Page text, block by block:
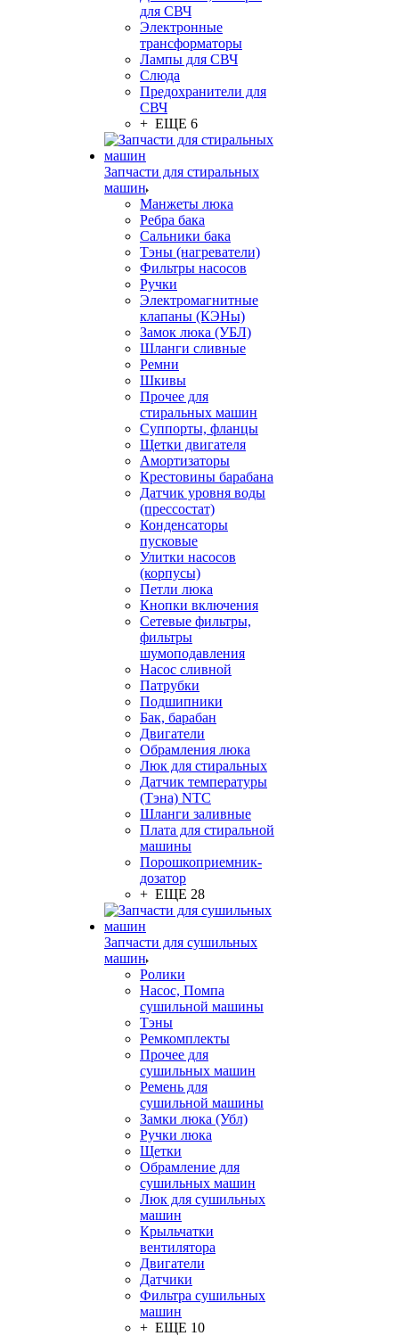
для СВЧ
Электронные
трансформаторы
Лампы для СВЧ
Слюда
Предохранители для
СВЧ
+ ЕЩЕ 6
Запчасти для стиральных
машин
Манжеты люка
Ребра бака
Сальники бака
Тэны (нагреватели)
Фильтры насосов
Ручки
Электромагнитные
клапаны (КЭНы)
Замок люка (УБЛ)
Шланги сливные
Ремни
Шкивы
Прочее для
стиральных машин
Суппорты, фланцы
Щетки двигателя
Амортизаторы
Крестовины барабана
Датчик уровня воды
(прессостат)
Конденсаторы
пусковые
Улитки насосов
(корпусы)
Петли люка
Кнопки включения
Сетевые фильтры,
фильтры
шумоподавления
Насос сливной
Патрубки
Подшипники
Бак, барабан
Двигатели
Обрамления люка
Люк для стиральных
Датчик температуры
(Тэна) NTC
Шланги заливные
Плата для стиральной
машины
Порошкоприемник-
дозатор
+ ЕЩЕ 28
Запчасти для сушильных
машин
Ролики
Насос, Помпа
сушильной машины
Тэны
Ремкомплекты
Прочее для
сушильных машин
Ремень для
сушильной машины
Замки люка (Убл)
Ручки люка
Щетки
Обрамление для
сушильных машин
Люк для сушильных
машин
Крыльчатки
вентилятора
Двигатели
Датчики
Фильтра сушильных
машин
+ ЕЩЕ 10